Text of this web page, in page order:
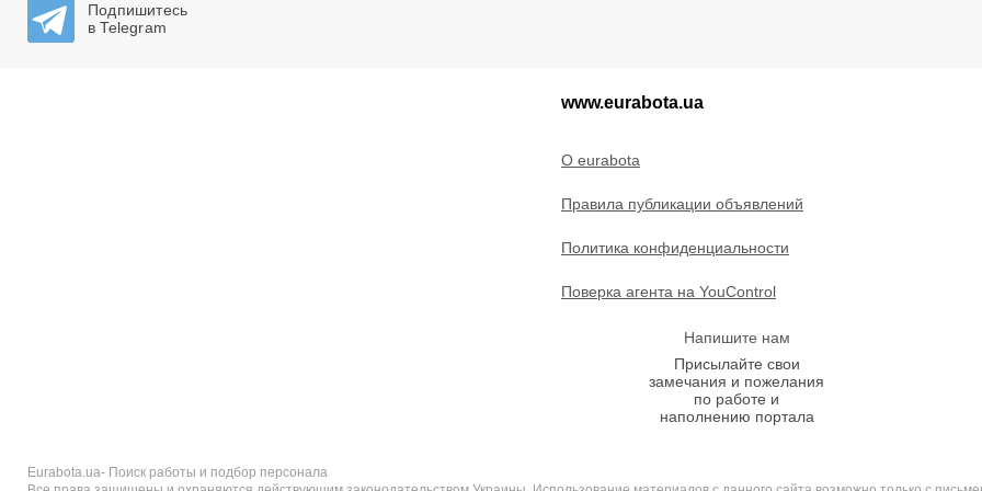
Подпишитесь
в Telegram
www.eurabota.ua
O eurabota
Правила публикации объявлений
Политика конфиденциальности
Поверка агента на YouControl
Напишите нам
Присылайте свои
замечания и пожелания
по работе и
наполнению портала
Eurabota.ua- Поиск работы и подбор персонала